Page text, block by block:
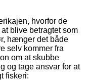
hvorfor de
blive betragtet som
hænger det både
selv kommer fra
om at skubbe
og tage ansvar for at
fiskeri: